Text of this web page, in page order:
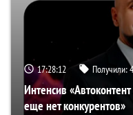
17:28:11 Получили:4
Интенсив
еще нет конкурентов»